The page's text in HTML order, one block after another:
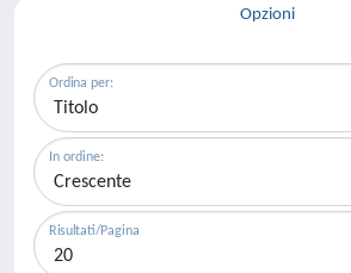
Opzioni
Ordina per:
In ordine:
Risultati/Pagina